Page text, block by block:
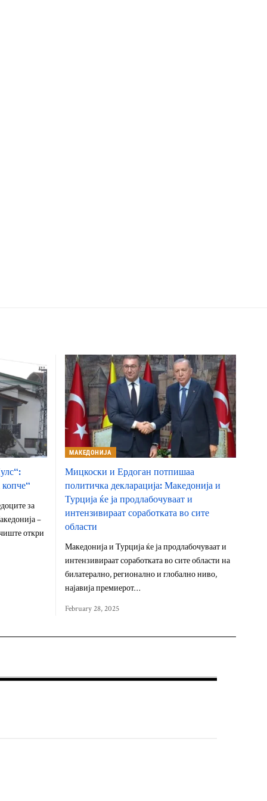
за
–
откри
МАКЕДОНИЈА
Мицкоски и Ердоган потпишаа
политичка декларација: Македонија и
Турција ќе ја продлабочуваат и
интензивираат соработката во сите
области
Македонија и Турција ќе ја продлабочуваат и
интензивираат соработката во сите области на
билатерално, регионално и глобално ниво,
најавија премиерот…
February 28, 2025